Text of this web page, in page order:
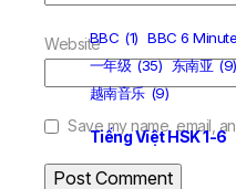
Website
Save my name, email,
BBC (1) BBC 6
一年级 (35) 东南亚 (9)
越南音乐 (9)
Tiếng Việt HSK 1-6